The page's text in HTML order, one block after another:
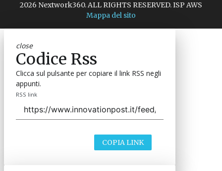
2026 Nextwork360. ALL RIGHTS RESERVED. ISP AWS
Mappa del sito
close
Codice Rss
Clicca sul pulsante per copiare il link RSS negli
appunti.
RSS link
COPIA LINK